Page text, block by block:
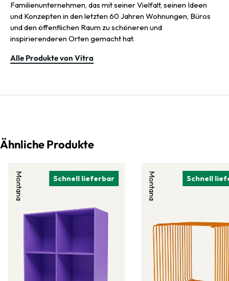
Familienunternehmen, das mit seiner Vielfalt, seinen Ideen
und Konzepten in den letzten 60 Jahren Wohnungen, Büros
und den öffentlichen Raum zu schöneren und
inspirierenderen Orten gemacht hat.
Alle Produkte von Vitra
Ähnliche Produkte
Schnell lieferbar
Montana Schnell
Montana